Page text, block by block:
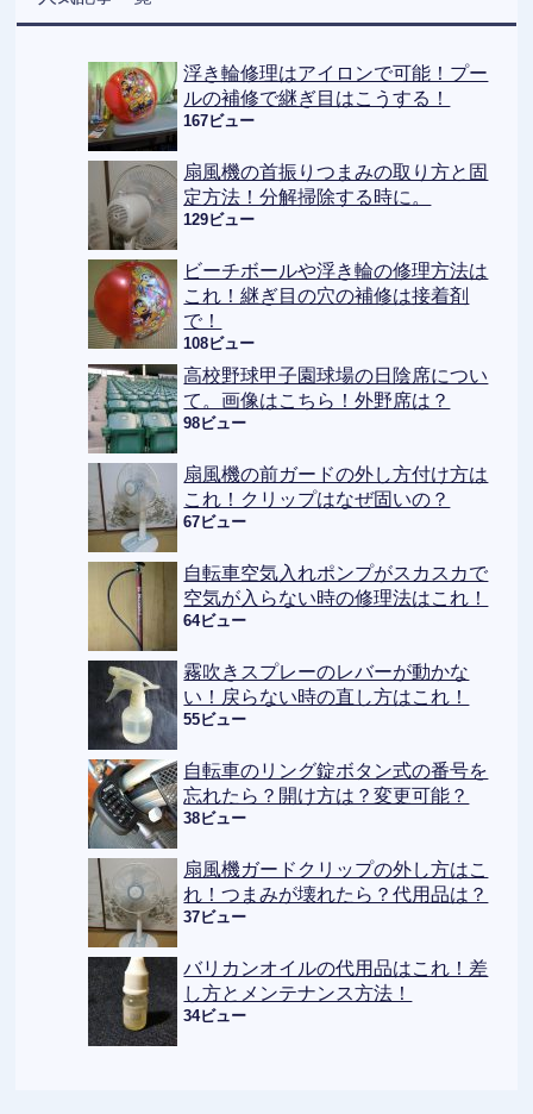
浮き輪修理はアイロンで可能！プー
ルの補修で継ぎ目はこうする！
167ビュー
扇風機の首振りつまみの取り方と固
定方法！分解掃除する時に。
129ビュー
ビーチボールや浮き輪の修理方法は
これ！継ぎ目の穴の補修は接着剤
で！
108ビュー
高校野球甲子園球場の日陰席につい
て。画像はこちら！外野席は？
98ビュー
扇風機の前ガードの外し方付け方は
これ！クリップはなぜ固いの？
67ビュー
自転車空気入れポンプがスカスカで
空気が入らない時の修理法はこれ！
64ビュー
霧吹きスプレーのレバーが動かな
い！戻らない時の直し方はこれ！
55ビュー
自転車のリング錠ボタン式の番号を
忘れたら？開け方は？変更可能？
38ビュー
扇風機ガードクリップの外し方はこ
れ！つまみが壊れたら？代用品は？
37ビュー
バリカンオイルの代用品はこれ！差
し方とメンテナンス方法！
34ビュー